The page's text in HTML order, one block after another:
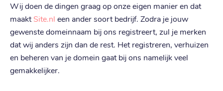
.pl
Registratie € 3,59
Verhuizen: € 3,59
Verlengen: € 17,49
Wij doen de dingen graag op onze eigen manier en dat
maaktSite.nl een ander soort bedrijf. Zodra je jouw
gewenste domeinnaam bij ons registreert, zul je merken
dat wij anders zijn dan de rest. Het registreren, verhuizen
en beheren van je domein gaat bij ons namelijk veel
gemakkelijker.